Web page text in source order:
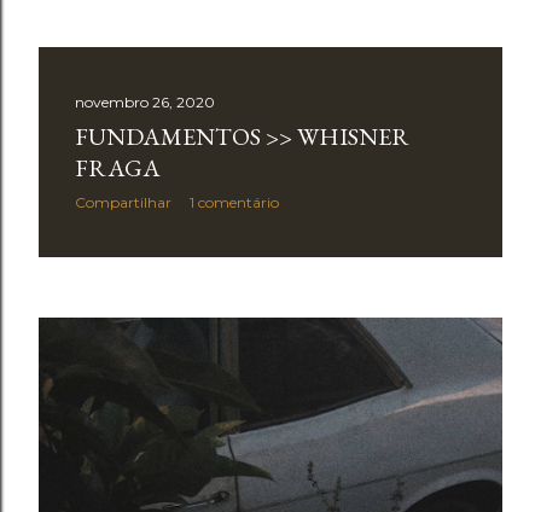
novembro 26, 2020
FUNDAMENTOS >> WHISNER
FRAGA
Compartilhar 1 comentário